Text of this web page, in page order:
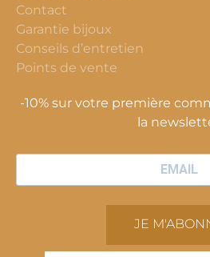
Contact
Garantie bijoux
Conseils d’entretien
Points de vente
-10% sur votre première
la
JE